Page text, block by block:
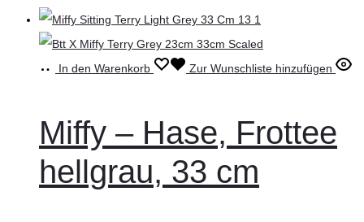
In den Warenkorb Zur Wunschliste hinzufügen
Miffy – Hase, Frottee
hellgrau, 33 cm